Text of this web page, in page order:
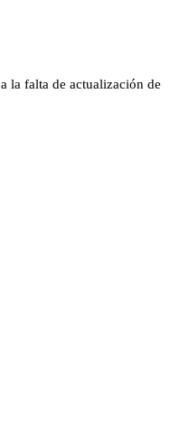
la falta de actualización de